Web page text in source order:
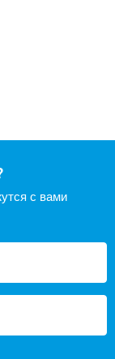
с вами